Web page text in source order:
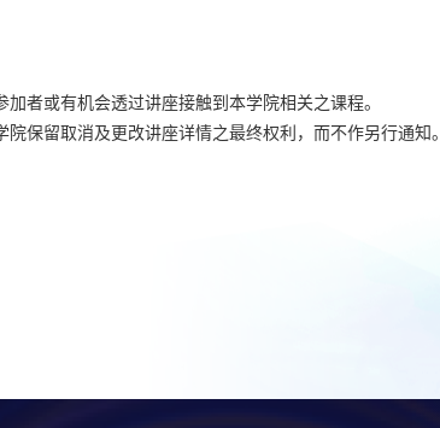
加者或有机会透过讲座接触到本学院相关之课程。
院保留取消及更改讲座详情之最终权利，而不作另行通知。